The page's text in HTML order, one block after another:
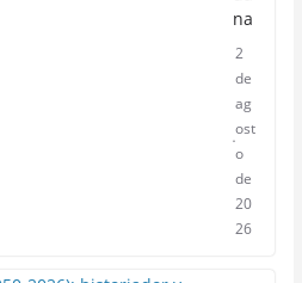
na
2
de
ag
ost
o
de
20
26